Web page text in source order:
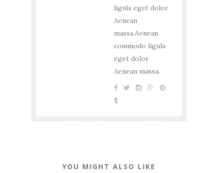
ligula eget dolor
Aenean
massa.Aenean
commodo ligula
eget dolor
Aenean massa.
YOU MIGHT ALSO LIKE